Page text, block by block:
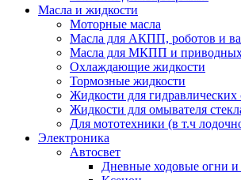
Масла и жидкости
Моторные масла
Масла для АКПП, роботов и
Масла для МКПП и приводных
Охлаждающие жидкости
Тормозные жидкости
Жидкости для гидравлических
Жидкости для омывателя
Для мототехники (в т.ч
Электроника
Автосвет
Дневные ходовые огни